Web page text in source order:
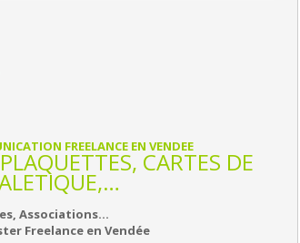
FREELANCE EN VENDEE
CARTES DE
Associations…
Freelance en Vendée